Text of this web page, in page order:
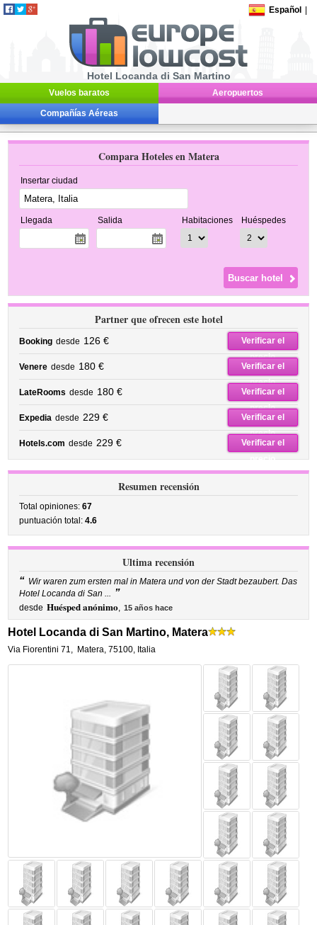
Español
Hotel Locanda di San Martino
Vuelos baratos Aeropuertos
Compañías Aéreas
Compara Hoteles en Matera
Insertar ciudad
Llegada Salida Habitaciones Huéspedes
Partner que ofrecen este hotel
Booking desde 126 €
Verificar el
precio
Venere desde 180 €
Verificar el
precio
LateRooms desde 180 €
Verificar el
precio
Expedia desde 229 €
Verificar el
precio
Hotels.com desde 229 €
Verificar el
precio
Resumen recensión
Total opiniones:67
puntuación total:4.6
Ultima recensión
“ Wir waren zum ersten mal in Matera und von der Stadt bezaubert. Das
Hotel Locanda di San ... ”
desde Huésped anónimo, 15 años hace
Hotel Locanda di San Martino, Matera
Via Fiorentini 71, Matera,75100, Italia